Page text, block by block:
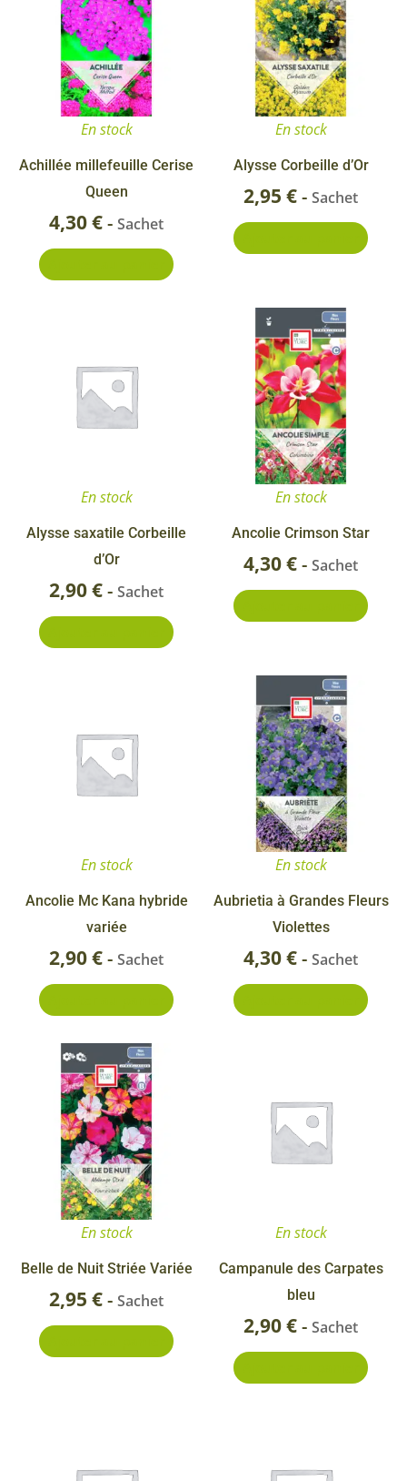
En stock
Achillée millefeuille Cerise
Queen
4,30€- Sachet
En stock
Alysse Corbeille d’Or
2,95 €- Sachet
En stock
Alysse saxatile Corbeille
d’Or
2,90€- Sachet
En stock
Ancolie Crimson Star
4,30€- Sachet
En stock
Ancolie Mc Kana hybride
variée
2,90€- Sachet
En stock
Aubrietia à Grandes Fleurs
Violettes
4,30€- Sachet
En stock
Belle de Nuit Striée Variée
2,95 €- Sachet
En stock
Campanule des Carpates
bleu
2,90€- Sachet